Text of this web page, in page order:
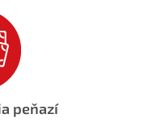
peňazí